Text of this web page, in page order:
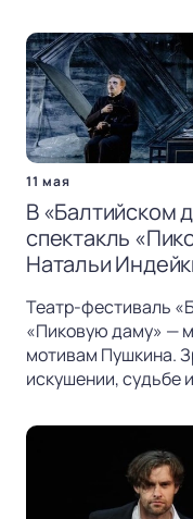
11 мая
В «Балтийском
спектакль
Натальи
Театр-фестиваль
«Пиковую даму» —
мотивам Пушкина.
искушении, судьбе